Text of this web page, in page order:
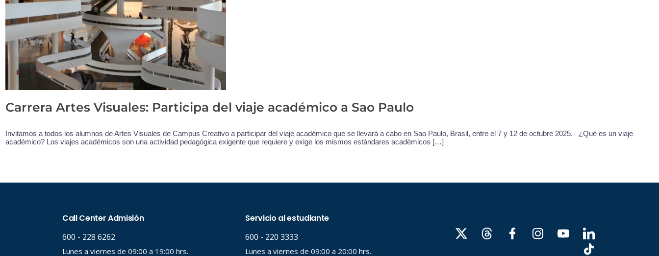
Carrera Artes Visuales: Participa del viaje académico a Sao Paulo
Invitamos a todos los alumnos de Artes Visuales de Campus Creativo a participar del viaje académico que se llevará a cabo en Sao Paulo, Brasil, entre el 7 y 12 de octubre 2025. ¿Qué es un viaje
académico? Los viajes académicos son una actividad pedagógica exigente que requiere y exige los mismos estándares académicos […]